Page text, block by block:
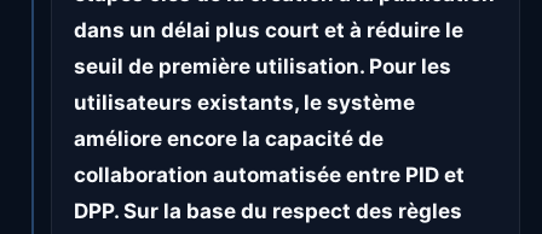
dans un délai plus court et à réduire le
seuil de première utilisation. Pour les
utilisateurs existants, le système
améliore encore la capacité de
collaboration automatisée entre PID et
DPP. Sur la base du respect des règles